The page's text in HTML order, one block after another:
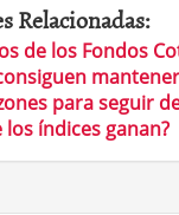
Relacionadas:
de los Fondos
para seguir
los índices ganan?